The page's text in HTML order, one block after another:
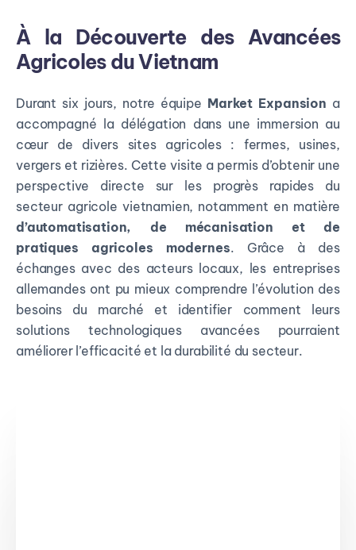
À la Découverte des Avancées
Agricoles du Vietnam
Durant six jours, notre équipe Market Expansion a
accompagné la délégation dans une immersion au
cœur de divers sites agricoles : fermes, usines,
vergers et rizières. Cette visite a permis d’obtenir une
perspective directe sur les progrès rapides du
secteur agricole vietnamien, notamment en matière
d’automatisation, de mécanisation et de
pratiques agricoles modernes. Grâce à des
échanges avec des acteurs locaux, les entreprises
allemandes ont pu mieux comprendre l’évolution des
besoins du marché et identifier comment leurs
solutions technologiques avancées pourraient
améliorer l’efficacité et la durabilité du secteur.